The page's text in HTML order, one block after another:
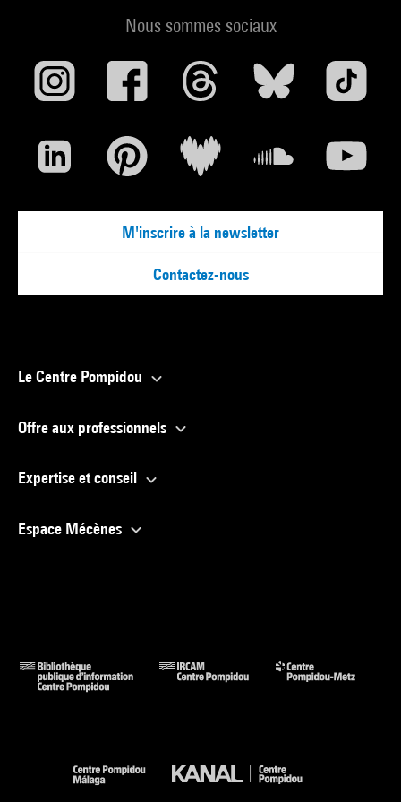
Nous sommes sociaux
M'inscrire à la newsletter
Contactez-nous
Le Centre Pompidou
Offre aux professionnels
Expertise et conseil
Espace Mécènes